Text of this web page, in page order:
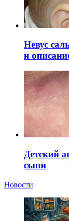
Невус
и
Детский
сыпи
Новости